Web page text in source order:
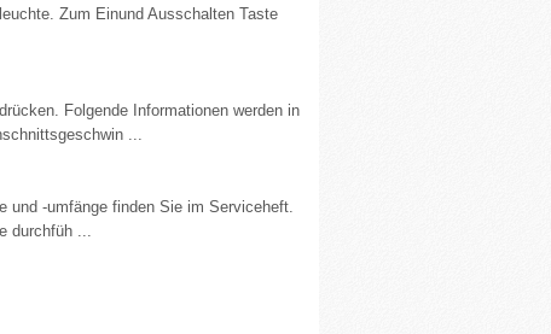
Zum Einund Ausschalten Taste
Folgende Informationen werden in
...
und -umfänge finden Sie im Serviceheft.
durchfüh ...